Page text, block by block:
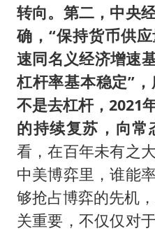
转向。第二，中央
确，“保持货币供
速同名义经济增速
杠杆率基本稳定”
不是去杠杆，2021
的持续复苏，向常
看，在百年未有之
中美博弈里，谁能
够抢占博弈的先机
关重要，不仅仅对